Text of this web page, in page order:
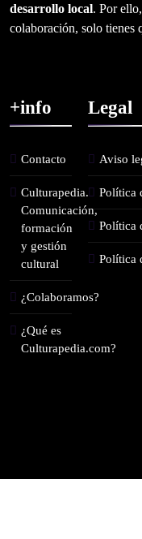
desarrollo local. Por
colaboración, solo tienes
+info
Contacto
Culturapedia.
Comunicación,
formación
y gestión
cultural
¿Colaboramos?
¿Qué es
Culturapedia.com?
Legal
Aviso
Política
Política
Política